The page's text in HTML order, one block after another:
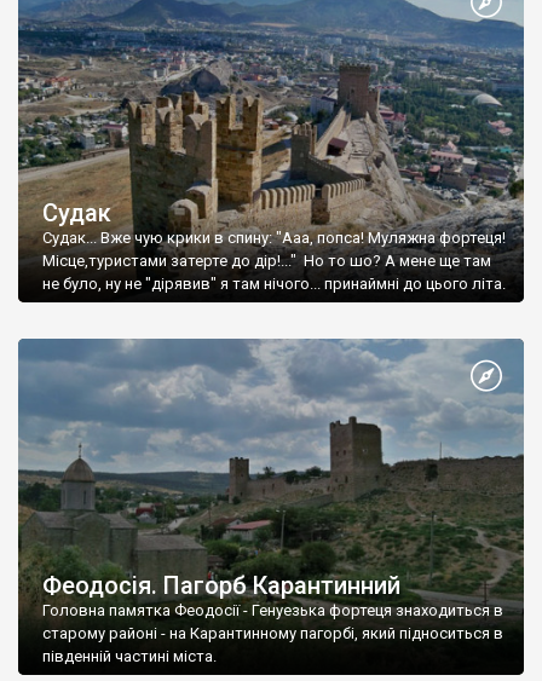
Судак
Судак... Вже чую крики в спину: "Ааа, попса! Муляжна фортеця!
Місце,туристами затерте до дір!..." Но то шо? А мене ще там
не було, ну не "дірявив" я там нічого... принаймні до цього літа.
Феодосія. Пагорб Карантинний
Головна памятка Феодосії - Генуезька фортеця знаходиться в
старому районі - на Карантинному пагорбі, який підноситься в
південній частині міста.